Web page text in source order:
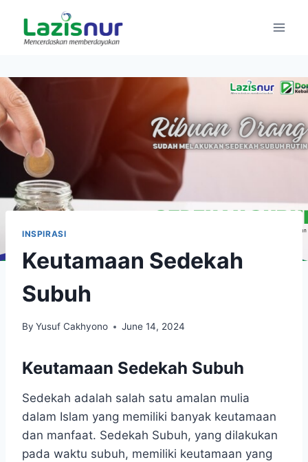
content
INSPIRASI
Keutamaan Sedekah
Subuh
By Yusuf Cakhyono June 14, 2024
Keutamaan Sedekah Subuh
Sedekah adalah salah satu amalan mulia
dalam Islam yang memiliki banyak keutamaan
dan manfaat. Sedekah Subuh, yang dilakukan
pada waktu subuh, memiliki keutamaan yang